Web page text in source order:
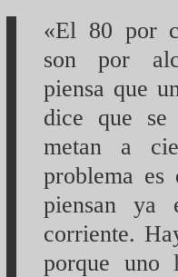
«El 80 por
son por
piensa que
dice que
metan a
problema es
piensan ya
corriente.
porque uno